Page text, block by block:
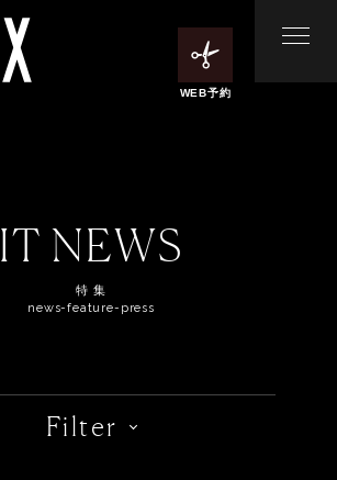
WEB予約
IT NEWS
特 集
news-feature-press
Filter